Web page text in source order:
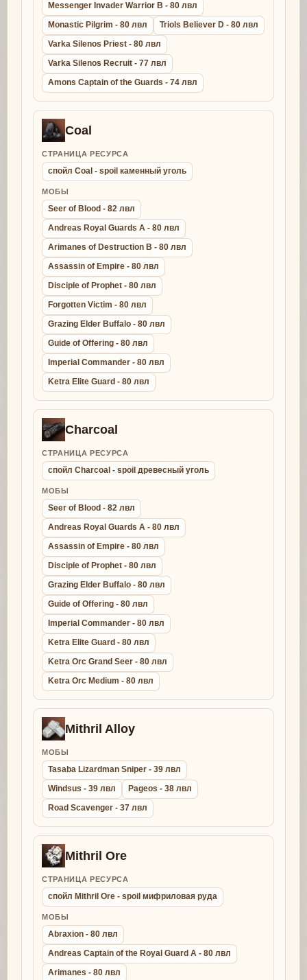
Messenger Invader Warrior B - 80 лвл
Monastic Pilgrim - 80 лвл
Triols Believer D - 80 лвл
Varka Silenos Priest - 80 лвл
Varka Silenos Recruit - 77 лвл
Amons Captain of the Guards - 74 лвл
Coal
СТРАНИЦА РЕСУРСА
спойл Coal - spoil каменный уголь
МОБЫ
Seer of Blood - 82 лвл
Andreas Royal Guards A - 80 лвл
Arimanes of Destruction B - 80 лвл
Assassin of Empire - 80 лвл
Disciple of Prophet - 80 лвл
Forgotten Victim - 80 лвл
Grazing Elder Buffalo - 80 лвл
Guide of Offering - 80 лвл
Imperial Commander - 80 лвл
Ketra Elite Guard - 80 лвл
Charcoal
СТРАНИЦА РЕСУРСА
спойл Charcoal - spoil древесный уголь
МОБЫ
Seer of Blood - 82 лвл
Andreas Royal Guards A - 80 лвл
Assassin of Empire - 80 лвл
Disciple of Prophet - 80 лвл
Grazing Elder Buffalo - 80 лвл
Guide of Offering - 80 лвл
Imperial Commander - 80 лвл
Ketra Elite Guard - 80 лвл
Ketra Orc Grand Seer - 80 лвл
Ketra Orc Medium - 80 лвл
Mithril Alloy
МОБЫ
Tasaba Lizardman Sniper - 39 лвл
Windsus - 39 лвл
Pageos - 38 лвл
Road Scavenger - 37 лвл
Mithril Ore
СТРАНИЦА РЕСУРСА
спойл Mithril Ore - spoil мифриловая руда
МОБЫ
Abraxion - 80 лвл
Andreas Captain of the Royal Guard A - 80 лвл
Arimanes - 80 лвл